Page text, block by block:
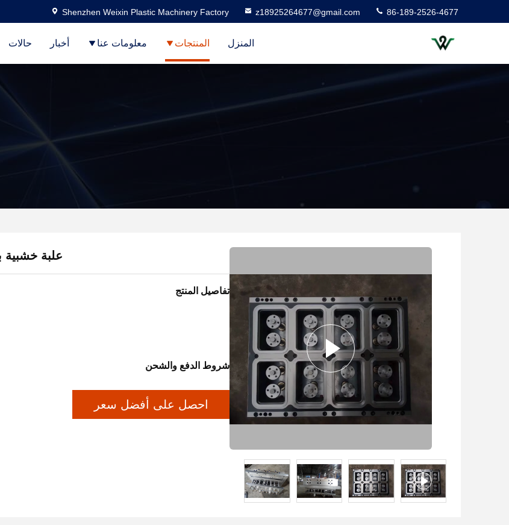
Shenzhen Weixin Plastic Machinery Factory z18925264677@gmail.com 86-189-2526-4677
المنزل المنتجات معلومات عنا أخبار حالات
علبة خشبية
تفاصيل المنتج
شروط الدفع والشحن
احصل على أفضل سعر